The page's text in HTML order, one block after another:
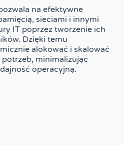
na efektywne
sieciami i innymi
IT poprzez tworzenie ich
Dzięki temu
alokować i skalować
minimalizując
operacyjną.